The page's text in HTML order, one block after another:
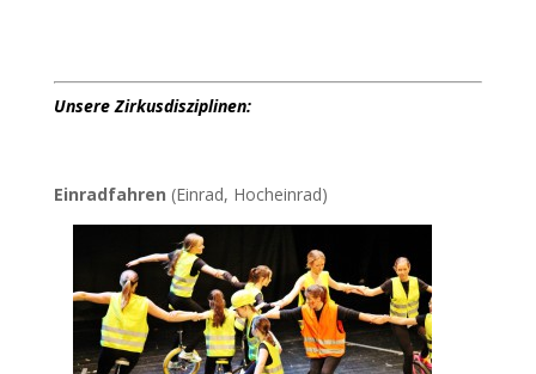
Unsere Zirkusdisziplinen:
Einradfahren (Einrad, Hocheinrad)